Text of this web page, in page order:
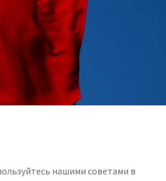
нашими советами в